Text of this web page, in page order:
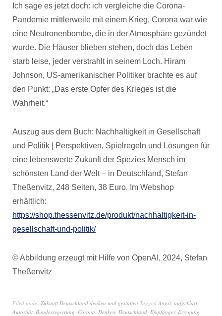
Ich sage es jetzt doch: ich vergleiche die Corona-
Pandemie mittlerweile mit einem Krieg. Corona war wie
eine Neutronenbombe, die in der Atmosphäre gezündet
wurde. Die Häuser blieben stehen, doch das Leben
starb leise, jeder verstrahlt in seinem Loch. Hiram
Johnson, US-amerikanischer Politiker brachte es auf
den Punkt: „Das erste Opfer des Krieges ist die
Wahrheit.“
Auszug aus dem Buch: Nachhaltigkeit in Gesellschaft
und Politik | Perspektiven, Spielregeln und Lösungen für
eine lebenswerte Zukunft der Spezies Mensch im
schönsten Land der Welt – in Deutschland, Stefan
Theßenvitz, 248 Seiten, 38 Euro. Im Webshop
erhältlich:
https://shop.thessenvitz.de/produkt/nachhaltigkeit-in-
gesellschaft-und-politik/
© Abbildung erzeugt mit Hilfe von OpenAI, 2024, Stefan
Theßenvitz
Filed underZukunft Deutschland denken und gestalten Tagged Angst, aufgeklärt,
Autorität, Bundesregierung, Corona, Denken, Deutschland, Empfänger, Erregung,